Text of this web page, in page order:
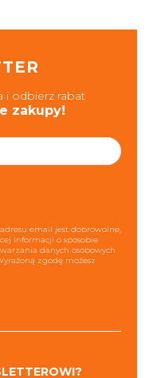
i odbierz rabat
zakupy!
email jest dobrowolne,
informacji o sposobie
danych osobowych
zgodę możesz